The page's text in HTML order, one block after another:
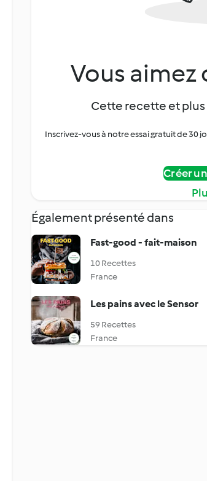
Vous aimez
Cette recette et plus
Inscrivez-vous à notre essai gratuit de 30
Créer
Également présenté dans
Fast-good - fait-maison
10 Recettes
France
Les pains avec le Sensor
59 Recettes
France